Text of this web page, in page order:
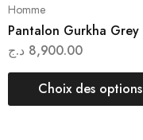
Homme
Pantalon Gurkha Grey
8,900.00 د.ج
Choix des options